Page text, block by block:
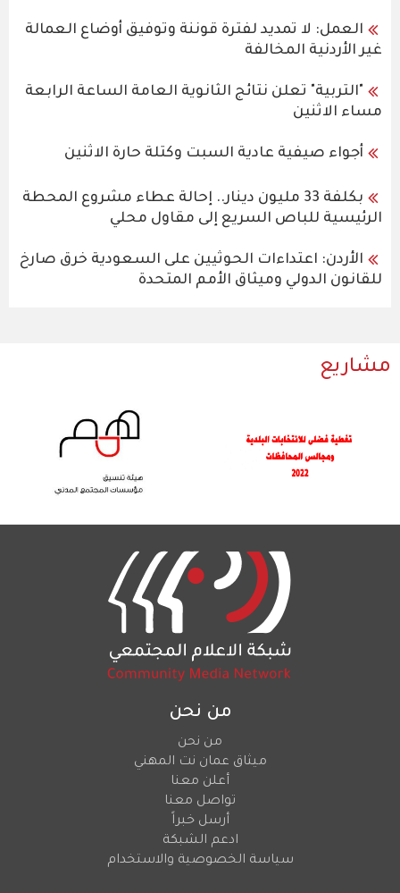
العمل: لا تمديد لفترة قوننة وتوفيق أوضاع العمالة
غير الأردنية المخالفة
"التربية" تعلن نتائج الثانوية العامة الساعة الرابعة
مساء الاثنين
أجواء صيفية عادية السبت وكتلة حارة الاثنين
بكلفة 33 مليون دينار.. إحالة عطاء مشروع المحطة
الرئيسية للباص السريع إلى مقاول محلي
الأردن: اعتداءات الحوثيين على السعودية خرق صارخ
للقانون الدولي وميثاق الأمم المتحدة
مشاريع
من نحن
من نحن
ميثاق عمان نت المهني
أعلن معنا
تواصل معنا
أرسل خبراً
ادعم الشبكة
سياسة الخصوصية والاستخدام